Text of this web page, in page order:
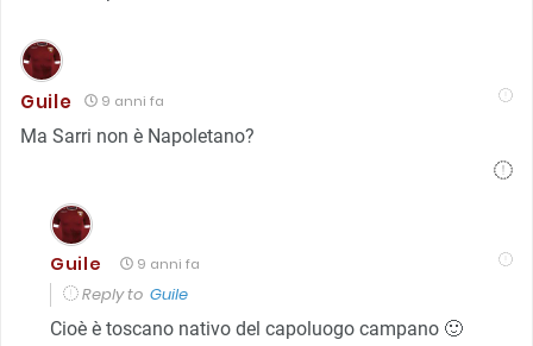
Guile 9 anni fa
Ma Sarri non è Napoletano?
Guile 9 anni fa
Reply to Guile
Cioè è toscano nativo del capoluogo campano 🙂